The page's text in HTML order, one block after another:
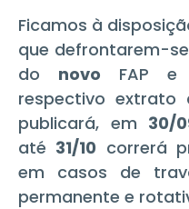
Ficamos à
que defrontarem-
do novo FAP e
respectivo extrato
publicará, em 30/
até 31/10 correrá
em casos de
permanente e